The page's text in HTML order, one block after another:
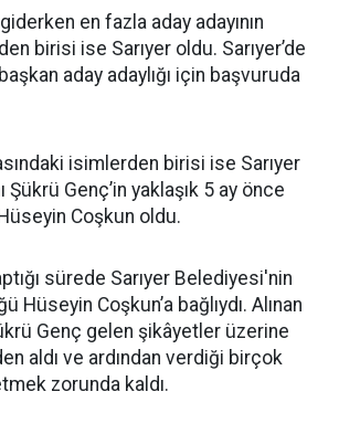
en fazla aday adayının
birisi ise Sarıyer oldu. Sarıyer’de
aday adaylığı için başvuruda
isimlerden birisi ise Sarıyer
Şükrü Genç’in yaklaşık 5 ay önce
Coşkun oldu.
sürede Sarıyer Belediyesi'nin
Hüseyin Coşkun’a bağlıydı. Alınan
Genç gelen şikâyetler üzerine
aldı ve ardından verdiği birçok
zorunda kaldı.